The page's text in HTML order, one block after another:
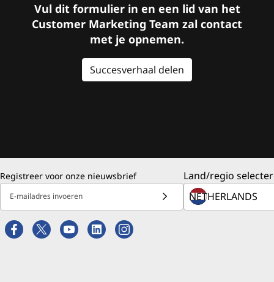
Vul dit formulier in en een lid van het
Customer Marketing Team zal contact
met je opnemen.
Succesverhaal delen
Registreer voor onze nieuwsbrief
E-mailadres invoeren
Land/regio